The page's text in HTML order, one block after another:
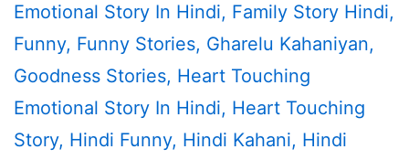
Emotional Story In Hindi, Family Story Hindi,
Funny, Funny Stories, Gharelu Kahaniyan,
Goodness Stories, Heart Touching
Emotional Story In Hindi, Heart Touching
Story, Hindi Funny, Hindi Kahani, Hindi